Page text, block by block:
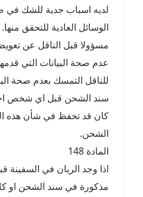
لديه اسباب جدية للشك في
الوسائل العادية للتحقق
مسؤولا قبل الناقل عن
عدم صحة البيانات التي
للناقل التمسك بعدم صحة
سند الشحن قبل اي شخص اخر
كان قد تحفظ في شأن هذه
الشحن.
المادة 148
اذا وجد الربان في السفينة
مذكورة في سند الشحن او